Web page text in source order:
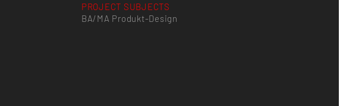
PROJECT SUBJECTS
BA/MA Produkt-Design